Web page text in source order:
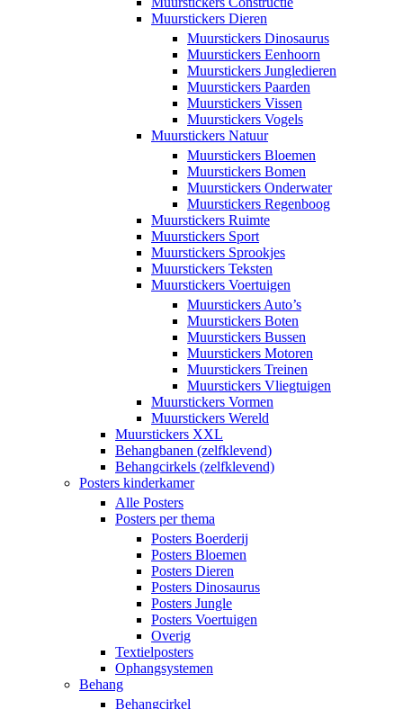
Muurstickers Dieren
Muurstickers Dinosaurus
Muurstickers Eenhoorn
Muurstickers Jungledieren
Muurstickers Paarden
Muurstickers Vissen
Muurstickers Vogels
Muurstickers Natuur
Muurstickers Bloemen
Muurstickers Bomen
Muurstickers Onderwater
Muurstickers Regenboog
Muurstickers Ruimte
Muurstickers Sport
Muurstickers Sprookjes
Muurstickers Teksten
Muurstickers Voertuigen
Muurstickers Auto’s
Muurstickers Boten
Muurstickers Bussen
Muurstickers Motoren
Muurstickers Treinen
Muurstickers Vliegtuigen
Muurstickers Vormen
Muurstickers Wereld
Muurstickers XXL
Behangbanen (zelfklevend)
Behangcirkels (zelfklevend)
Posters kinderkamer
Alle Posters
Posters per thema
Posters Boerderij
Posters Bloemen
Posters Dieren
Posters Dinosaurus
Posters Jungle
Posters Voertuigen
Overig
Textielposters
Ophangsystemen
Behang
Behangcirkel